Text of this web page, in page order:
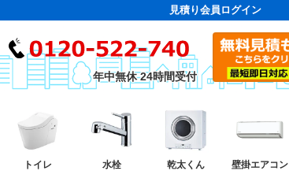
見積り会員ログイン
年中無休 24時間受付
トイレ 水栓 乾太くん 壁掛エアコン